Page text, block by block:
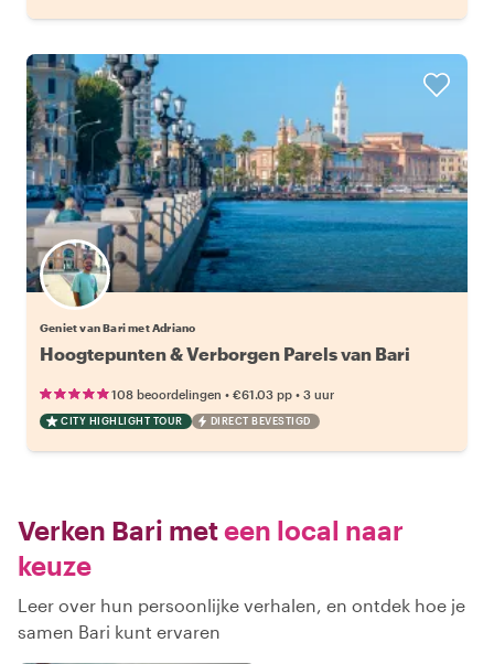
Geniet van Bari met Adriano
Hoogtepunten & Verborgen Parels van Bari
108 beoordelingen • €61.03 pp • 3 uur
CITY HIGHLIGHT TOUR DIRECT BEVESTIGD
Verken Bari meteen local naar
keuze
Leer over hun persoonlijke verhalen, en ontdek hoe je
samen Bari kunt ervaren